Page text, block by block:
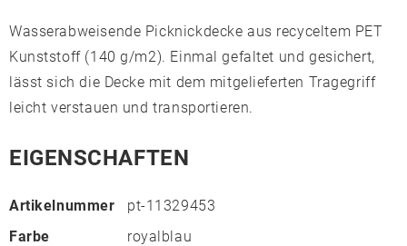
Wasserabweisende Picknickdecke aus recyceltem PET
Kunststoff (140 g/m2). Einmal gefaltet und gesichert,
lässt sich die Decke mit dem mitgelieferten Tragegriff
leicht verstauen und transportieren.
EIGENSCHAFTEN
Artikelnummer
pt-11329453
Farbe
royalblau